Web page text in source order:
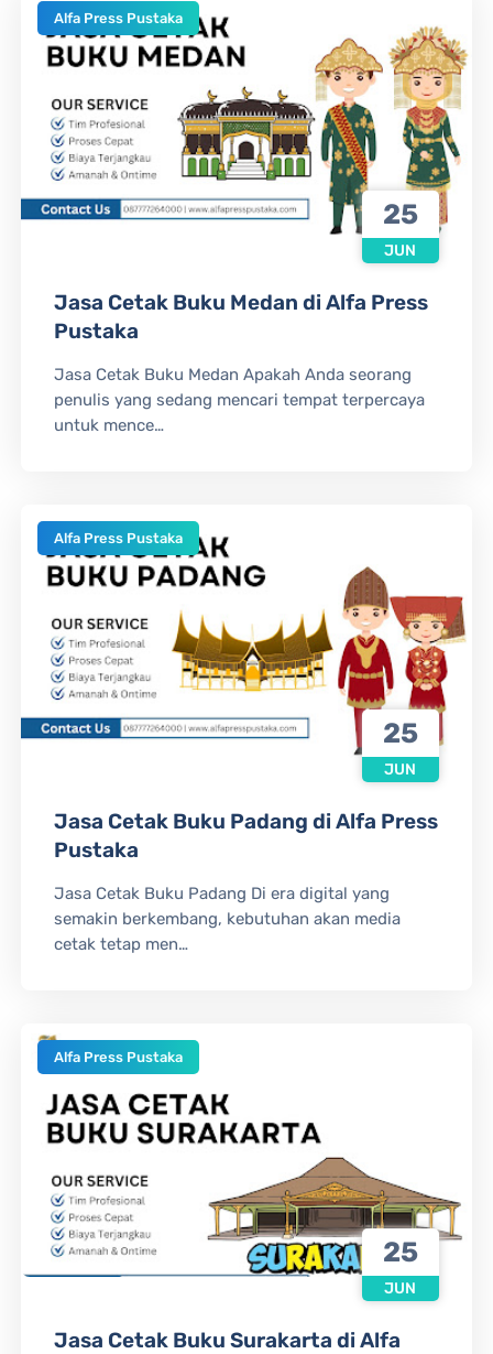
Alfa Press Pustaka
25
JUN
Jasa Cetak Buku Medan di Alfa Press
Pustaka
Jasa Cetak Buku Medan Apakah Anda seorang
penulis yang sedang mencari tempat terpercaya
untuk mence…
Alfa Press Pustaka
25
JUN
Jasa Cetak Buku Padang di Alfa Press
Pustaka
Jasa Cetak Buku Padang Di era digital yang
semakin berkembang, kebutuhan akan media
cetak tetap men…
Alfa Press Pustaka
25
JUN
Jasa Cetak Buku Surakarta di Alfa